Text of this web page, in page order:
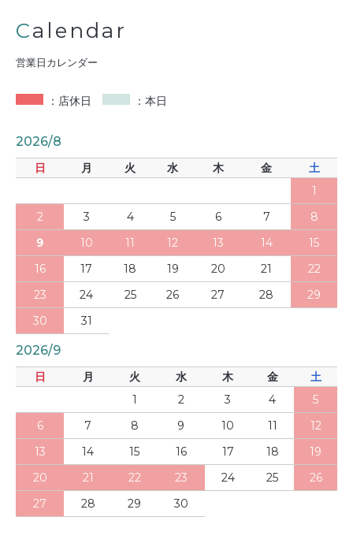
営業日カレンダー
Calendar
：店休日 ：本日
2026/8
日 月 火 水 木 金
土
1
2
3 4 5 6 7
8
9
10 11 12 13 14
15
16
17 18 19 20 21
22
23
24 25 26 27 28
29
30
31
2026/9
日 月 火 水 木 金
土
1
2 3 4
5
6
7 8 9 10 11
12
13
14 15 16 17 18
19
20
21 22 23 24 25
26
27
28 29 30